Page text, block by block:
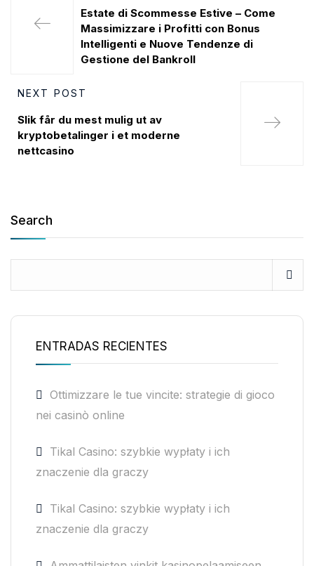
Estate di Scommesse Estive – Come
Massimizzare i Profitti con Bonus
Intelligenti e Nuove Tendenze di
Gestione del Bankroll
NEXT POST
Slik får du mest mulig ut av
kryptobetalinger i et moderne
nettcasino
Search
ENTRADAS RECIENTES
Ottimizzare le tue vincite: strategie di gioco
nei casinò online
Tikal Casino: szybkie wypłaty i ich
znaczenie dla graczy
Tikal Casino: szybkie wypłaty i ich
znaczenie dla graczy